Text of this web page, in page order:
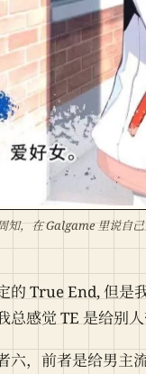
知，在 Galgame 里说自
的 True End, 但是
感觉 TE 是给别人
六，前者是给男主